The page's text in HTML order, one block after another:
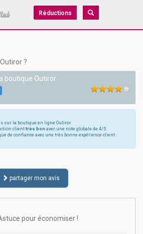
Réductions
?
boutique Outiror
sur la boutique en ligne Outiror
client très bon avec une note globale de 4/5.
de confiance avec une très bonne expérience client.
partager mon avis
pour économiser !